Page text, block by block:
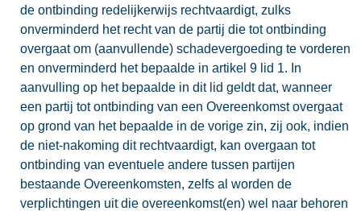
de ontbinding redelijkerwijs rechtvaardigt, zulks
onverminderd het recht van de partij die tot ontbinding
overgaat om (aanvullende) schadevergoeding te vorderen
en onverminderd het bepaalde in artikel 9 lid 1. In
aanvulling op het bepaalde in dit lid geldt dat, wanneer
een partij tot ontbinding van een Overeenkomst overgaat
op grond van het bepaalde in de vorige zin, zij ook, indien
de niet-nakoming dit rechtvaardigt, kan overgaan tot
ontbinding van eventuele andere tussen partijen
bestaande Overeenkomsten, zelfs al worden de
verplichtingen uit die overeenkomst(en) wel naar behoren